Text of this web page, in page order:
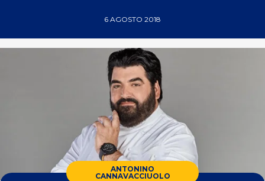
6 AGOSTO 2018
ANTONINO
CANNAVACCIUOLO